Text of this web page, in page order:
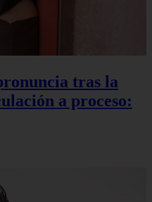
tras la
a proceso: